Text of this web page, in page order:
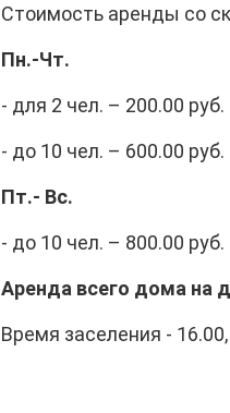
Стоимость аренды со
Пн.-Чт.
- для 2 чел. – 200.00 руб.
- до 10 чел. – 600.00
Пт.- Вс.
- до 10 чел. – 800.00
Аренда всего дома на
Время заселения -